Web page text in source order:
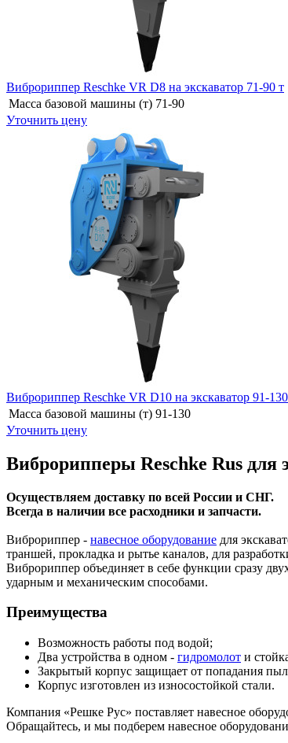
Виброриппер Reschke VR D8 на экскаватор 71-90 т
Масса базовой машины (т) 71-90
Уточнить цену
Виброриппер Reschke VR D10 на экскаватор 91-
Масса базовой машины (т) 91-130
Уточнить цену
Виброрипперы Reschke Rus для
Осуществляем доставку по всей России и СНГ.
Всегда в наличии все расходники и запчасти.
Виброриппер - навесное оборудование для
траншей, прокладка и рытье каналов, для
Виброриппер объединяет в себе функции сразу
ударным и механическим способами.
Преимущества
Возможность работы под водой;
Два устройства в одном - гидромолот и
Закрытый корпус защищает от попадания
Корпус изготовлен из износостойкой стали.
Компания «Решке Рус» поставляет навесное
Обращайтесь, и мы подберем навесное